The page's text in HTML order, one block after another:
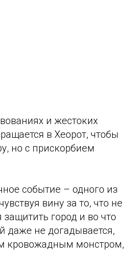
и жестоких
в Хеорот, чтобы
но с прискорбием
событие – одного из
вину за то, что не
город и во что
даже не догадывается,
кровожадным монстром,